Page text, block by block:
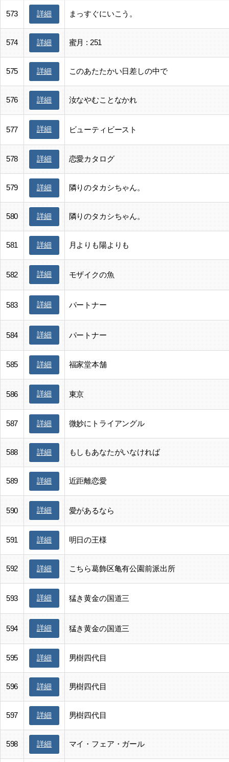
573 詳細 まっすぐにいこう。
574 詳細 蜜月 : 251
575 詳細 このあたたかい日差しの中で
576 詳細 汝なやむことなかれ
577 詳細 ビューティビースト
578 詳細 恋愛カタログ
579 詳細 隣りのタカシちゃん。
580 詳細 隣りのタカシちゃん。
581 詳細 月よりも陽よりも
582 詳細 モザイクの魚
583 詳細 パートナー
584 詳細 パートナー
585 詳細 福家堂本舗
586 詳細 東京
587 詳細 微妙にトライアングル
588 詳細 もしもあなたがいなければ
589 詳細 近距離恋愛
590 詳細 愛があるなら
591 詳細 明日の王様
592 詳細 こちら葛飾区亀有公園前派出所
593 詳細 猛き黄金の国道三
594 詳細 猛き黄金の国道三
595 詳細 男樹四代目
596 詳細 男樹四代目
597 詳細 男樹四代目
598 詳細 マイ・フェア・ガール